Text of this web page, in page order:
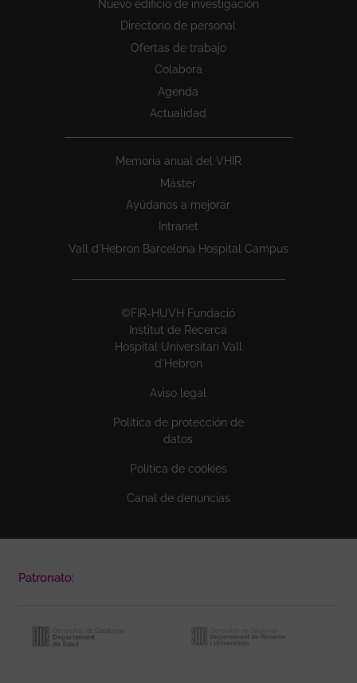
Nuevo edificio de investigación
Directorio de personal
Ofertas de trabajo
Colabora
Agenda
Actualidad
Memoria anual del VHIR
Máster
Ayúdanos a mejorar
Intranet
Vall d’Hebron Barcelona Hospital Campus
©FIR-HUVH Fundació
Institut de Recerca
Hospital Universitari Vall
d'Hebron
Aviso legal
Política de protección de
datos
Política de cookies
Canal de denuncias
Patronato: